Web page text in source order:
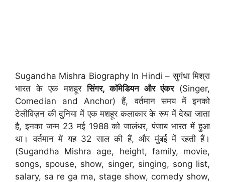
Sugandha Mishra Biography In Hindi – सुगंधा मिश्रा
भारत के एक मशहूरसिंगर, कॉमेडियन और एंकर(Singer,
Comedian and Anchor) हैं, वर्तमान समय में इनको
टेलीविज़न की दुनिया में एक मशहूर कलाकार के रूप में देखा जाता
है, इनका जन्म 23 मई 1988 को जालंधर, पंजाब भारत में हुआ
था। वर्तमान में यह 32 साल की हैं, और मुंबई में रहती हैं।
(Sugandha Mishra age, height, family, movie,
songs, spouse, show, singer, singing, song list,
salary, sa re ga ma, stage show, comedy show,